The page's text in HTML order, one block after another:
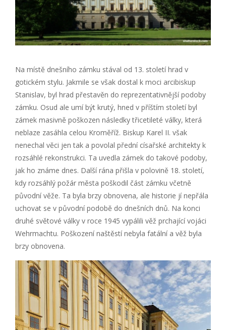
Na místě dnešního zámku stával od 13. století hrad v
gotickém stylu. Jakmile se však dostal k moci arcibiskup
Stanislav, byl hrad přestavěn do reprezentativnější podoby
zámku. Osud ale umí být krutý, hned v příštím století byl
zámek masivně poškozen následky třicetileté války, která
neblaze zasáhla celou Kroměříž. Biskup Karel II. však
nenechal věci jen tak a povolal přední císařské architekty k
rozsáhlé rekonstrukci. Ta uvedla zámek do takové podoby,
jak ho známe dnes. Další rána přišla v polovině 18. století,
kdy rozsáhlý požár města poškodil část zámku včetně
původní věže. Ta byla brzy obnovena, ale historie jí nepřála
uchovat se v původní podobě do dnešních dnů. Na konci
druhé světové války v roce 1945 vypálili věž prchající vojáci
Wehrmachtu. Poškození naštěstí nebyla fatální a věž byla
brzy obnovena.